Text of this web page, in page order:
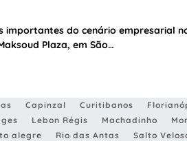
importantes do cenário empresarial
Plaza, em São…
Capinzal Curitibanos
Lebon Régis Machadinho
alegre Rio das Antas Salto